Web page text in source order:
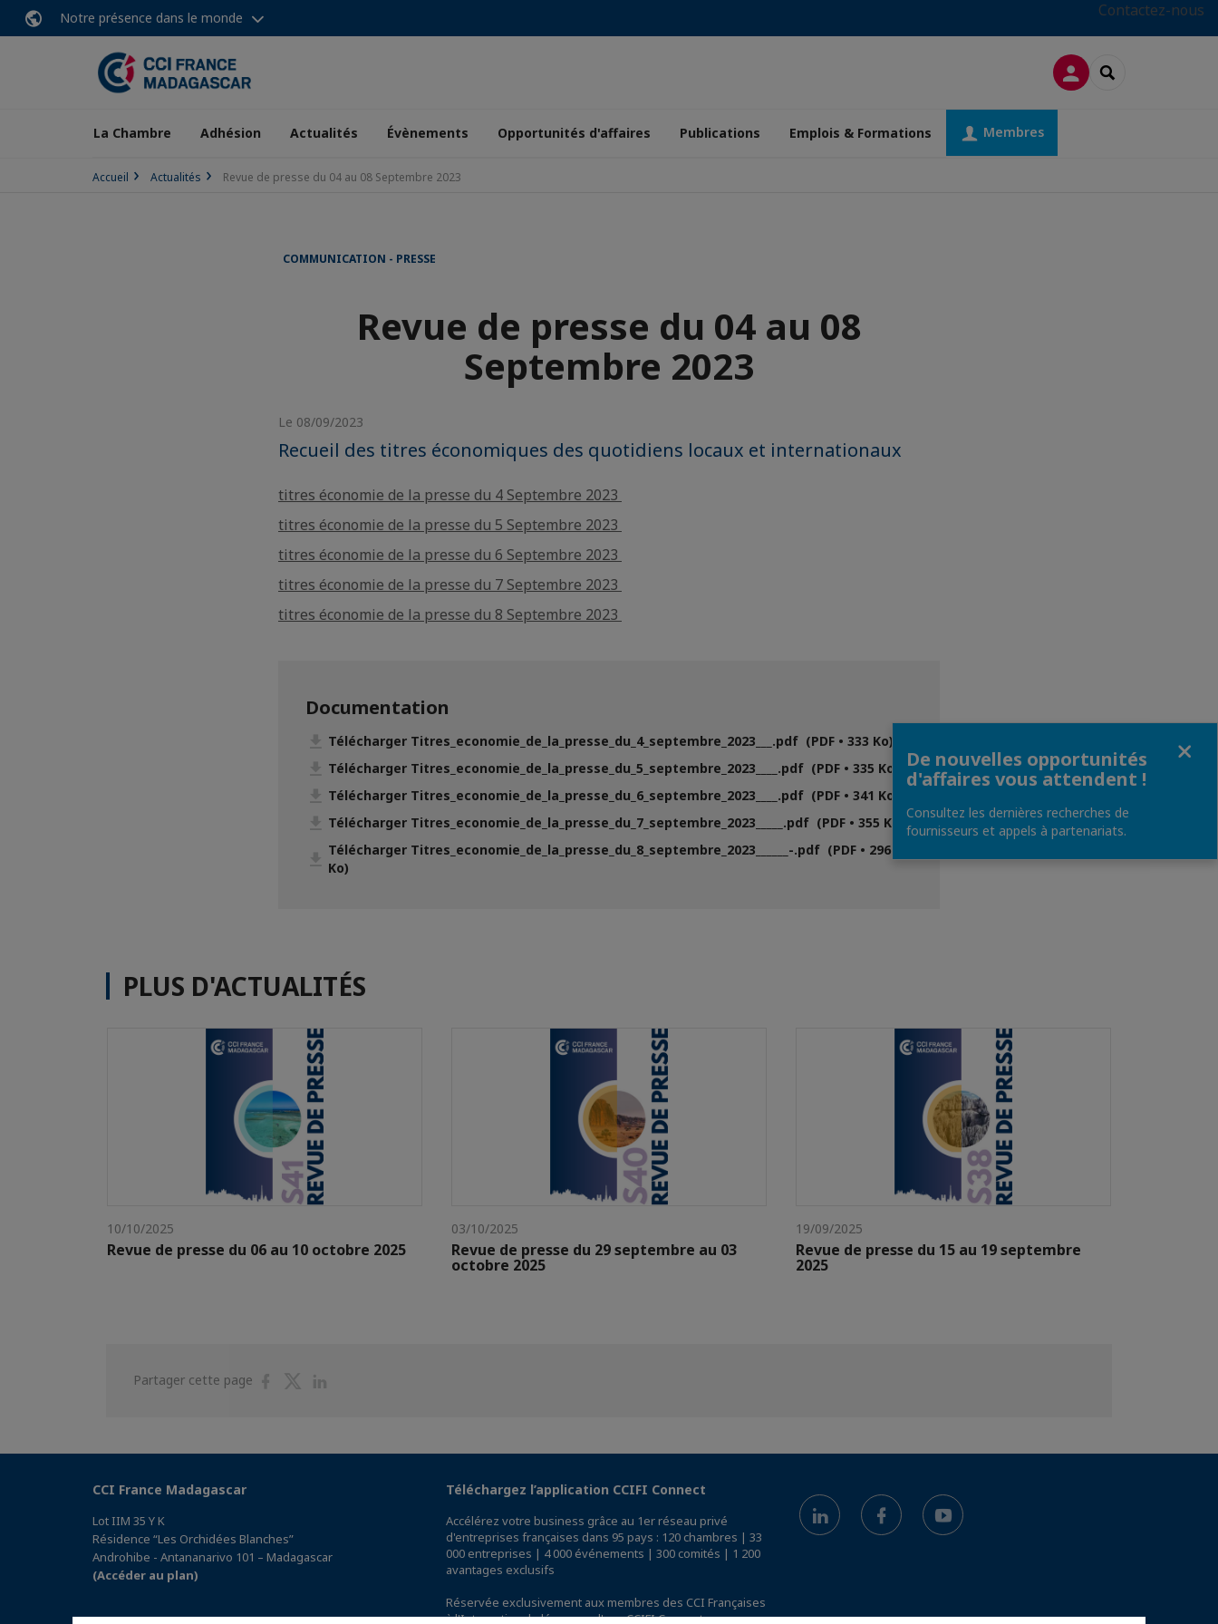
Notre présence dans le monde Contactez-nous
CONNEXIONRECHERCHER
La Chambre Adhésion Actualités Évènements Opportunités d'affaires Publications Emplois & Formations Membres
Accueil Actualités Revue de presse du 04 au 08 Septembre 2023
COMMUNICATION - PRESSE
Revue de presse du 04 au 08
Septembre 2023
Le 08/09/2023
Recueil des titres économiques des quotidiens locaux et internationaux
titres économie de la presse du 4 Septembre 2023
titres économie de la presse du 5 Septembre 2023
titres économie de la presse du 6 Septembre 2023
titres économie de la presse du 7 Septembre 2023
titres économie de la presse du 8 Septembre 2023
Documentation
Télécharger Titres_economie_de_la_presse_du_4_septembre_2023___.pdf (PDF • 333 Ko)
Télécharger Titres_economie_de_la_presse_du_5_septembre_2023____.pdf (PDF • 335 Ko)
Télécharger Titres_economie_de_la_presse_du_6_septembre_2023____.pdf (PDF • 341 Ko)
Télécharger Titres_economie_de_la_presse_du_7_septembre_2023_____.pdf (PDF • 355 Ko)
Télécharger Titres_economie_de_la_presse_du_8_septembre_2023______-.pdf (PDF • 296
Ko)
PLUS D'ACTUALITÉS
10/10/2025
Revue de presse du 06 au 10 octobre 2025
03/10/2025
Revue de presse du 29 septembre au 03
octobre 2025
19/09/2025
Revue de presse du 15 au 19 septembre
2025
Partager cette page
PartagerPartager
CCI France Madagascar
Lot IIM 35 Y K
Résidence “Les Orchidées Blanches”
Androhibe - Antananarivo 101 – Madagascar
(Accéder au plan)
Téléchargez l’application CCIFI Connect
Accélérez votre business grâce au 1er réseau privé
d'entreprises françaises dans 95 pays : 120 chambres | 33
000 entreprises | 4 000 événements | 300 comités | 1 200
avantages exclusifs
Réservée exclusivement aux membres des CCI Françaises
à l'International,découvrez l'app CCIFI Connect.
De nouvelles opportunités
d'affaires vous attendent !
Consultez les dernières recherches de
fournisseurs et appels à partenariats.